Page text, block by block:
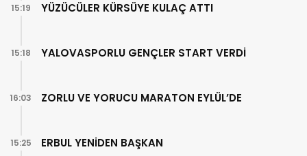
YÜZÜCÜLER KÜRSÜYE KULAÇ ATTI
15:19
YALOVASPORLU GENÇLER START VERDİ
15:18
ZORLU VE YORUCU MARATON EYLÜL’DE
16:03
ERBUL YENİDEN BAŞKAN
15:25